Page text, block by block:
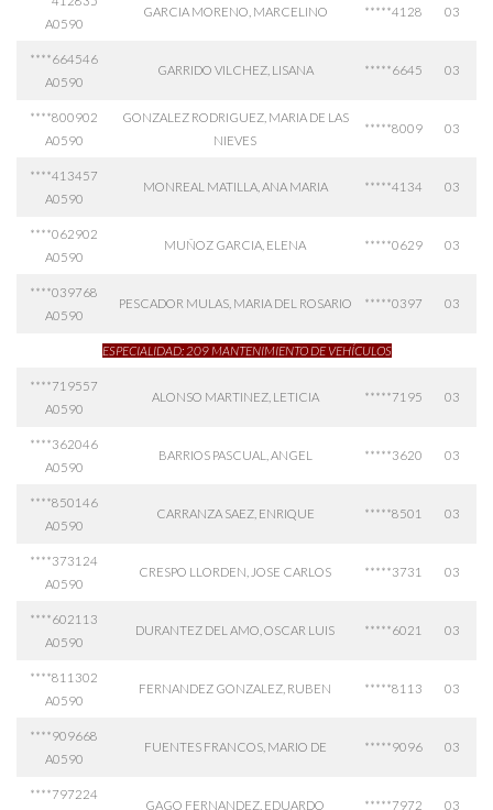
A0590
GARCIA MORENO, MARCELINO *****4128 03
****664546
A0590
GARRIDO VILCHEZ, LISANA *****6645 03
****800902
A0590
GONZALEZ RODRIGUEZ, MARIA DE LAS
NIEVES
*****8009 03
****413457
A0590
MONREAL MATILLA, ANA MARIA *****4134 03
****062902
A0590
MUÑOZ GARCIA, ELENA *****0629 03
****039768
A0590
PESCADOR MULAS, MARIA DEL ROSARIO *****0397 03
ESPECIALIDAD: 209 MANTENIMIENTO DE VEHÍCULOS
****719557
A0590
ALONSO MARTINEZ, LETICIA *****7195 03
****362046
A0590
BARRIOS PASCUAL, ANGEL *****3620 03
****850146
A0590
CARRANZA SAEZ, ENRIQUE *****8501 03
****373124
A0590
CRESPO LLORDEN, JOSE CARLOS *****3731 03
****602113
A0590
DURANTEZ DEL AMO, OSCAR LUIS *****6021 03
****811302
A0590
FERNANDEZ GONZALEZ, RUBEN *****8113 03
****909668
A0590
FUENTES FRANCOS, MARIO DE *****9096 03
****797224
GAGO FERNANDEZ, EDUARDO *****7972 03